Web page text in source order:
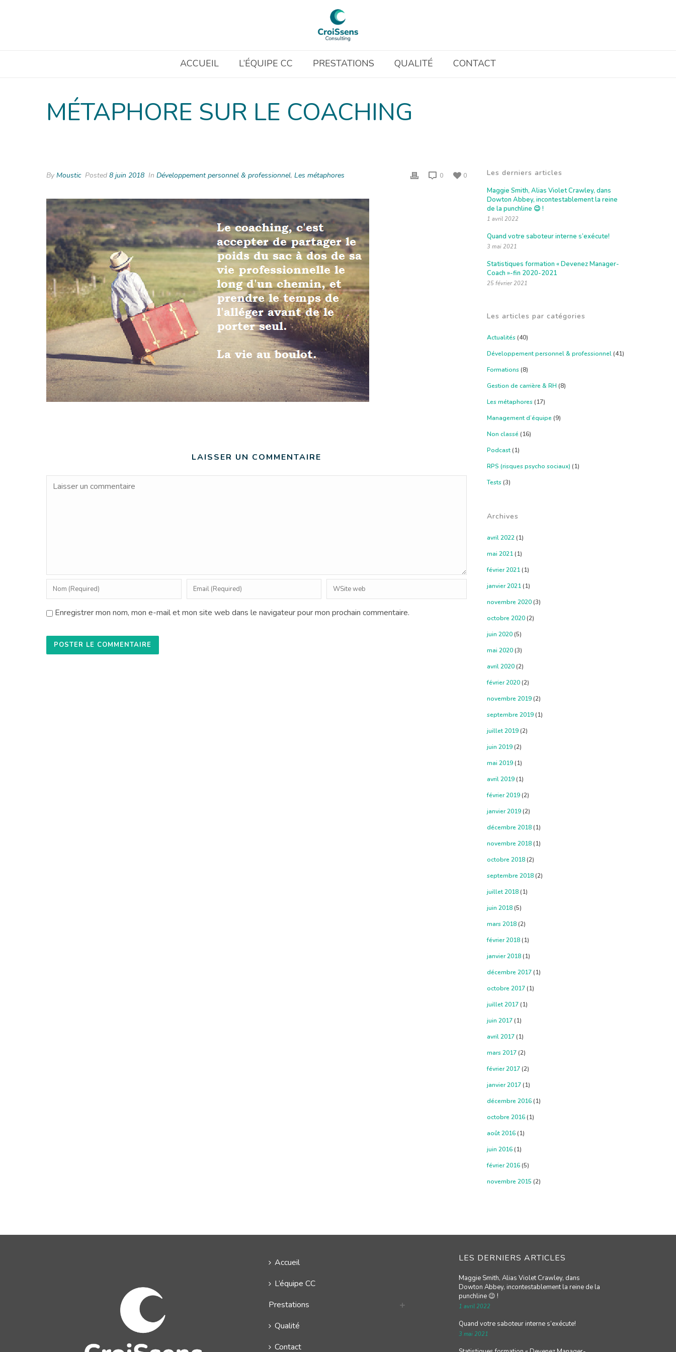
ACCUEIL L’ÉQUIPE CC PRESTATIONS QUALITÉ CONTACT
MÉTAPHORE SUR LE COACHING
By Moustic Posted 8 juin 2018 In Développement personnel & professionnel, Les métaphores 0
0
LAISSER UN COMMENTAIRE
Enregistrer mon nom, mon e-mail et mon site web dans le navigateur pour mon prochain commentaire.
Les derniers articles
Maggie Smith, Alias Violet Crawley, dans
Dowton Abbey, incontestablement la reine
de la punchline 😉 !
1 avril 2022
Quand votre saboteur interne s’exécute!
3 mai 2021
Statistiques formation « Devenez Manager-
Coach »-fin 2020-2021
25 février 2021
Les articles par catégories
Actualités(40)
Développement personnel & professionnel(41)
Formations(8)
Gestion de carrière & RH (8)
Les métaphores(17)
Management d’équipe (9)
Non classé (16)
Podcast(1)
RPS (risques psycho sociaux) (1)
Tests(3)
Archives
avril 2022(1)
mai 2021(1)
février 2021(1)
janvier 2021(1)
novembre 2020(3)
octobre 2020(2)
juin 2020(5)
mai 2020(3)
avril 2020(2)
février 2020(2)
novembre 2019(2)
septembre 2019(1)
juillet 2019(2)
juin 2019(2)
mai 2019(1)
avril 2019(1)
février 2019(2)
janvier 2019(2)
décembre 2018(1)
novembre 2018(1)
octobre 2018(2)
septembre 2018(2)
juillet 2018(1)
juin 2018(5)
mars 2018(2)
février 2018(1)
janvier 2018(1)
décembre 2017(1)
octobre 2017(1)
juillet 2017(1)
juin 2017(1)
avril 2017(1)
mars 2017(2)
février 2017(2)
janvier 2017(1)
décembre 2016(1)
octobre 2016(1)
août 2016(1)
juin 2016(1)
février 2016(5)
novembre 2015 (2)
Accueil
L’équipe CC
Prestations
Qualité
Contact
LES DERNIERS ARTICLES
Maggie Smith, Alias Violet Crawley, dans
Dowton Abbey, incontestablement la reine de la
punchline 😉 !
1 avril 2022
Quand votre saboteur interne s’exécute!
3 mai 2021